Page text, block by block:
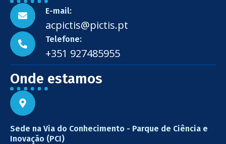
E-mail:
acpictis@pictis.pt
Telefone:
+351 927485955
Onde estamos
Sede na Via do Conhecimento - Parque de Ciência e
Inovação (PCI)